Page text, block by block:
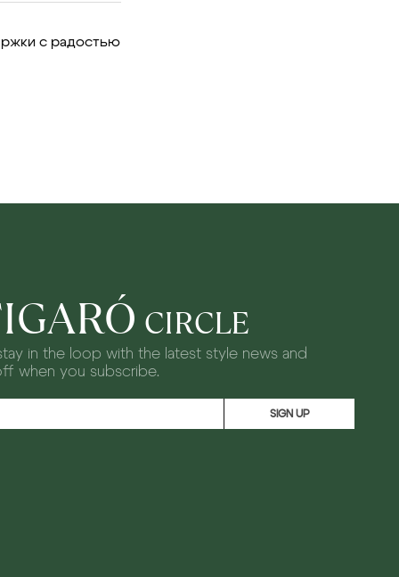
с радостью
CIRCLE
in the loop with the latest style news and
when you subscribe.
SIGN UP